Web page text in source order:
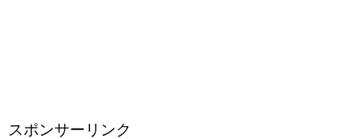
スポンサーリンク